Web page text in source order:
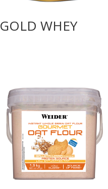
GOLD WHEY